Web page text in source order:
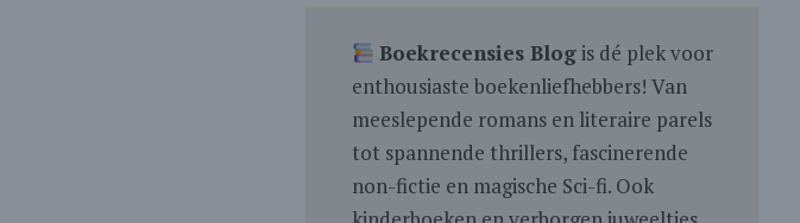
Boekrecensies Blogis dé plek voor
enthousiaste boekenliefhebbers! Van
meeslepende romans en literaire parels
tot spannende thrillers, fascinerende
non-fictie en magische Sci-fi. Ook